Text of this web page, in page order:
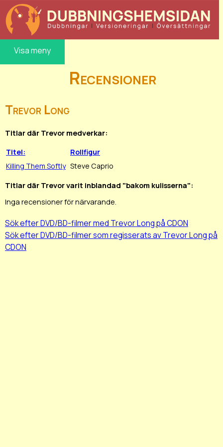
Visa meny
Recensioner
Trevor Long
Titlar där Trevor medverkar:
Titel:
Rollfigur
Killing Them Softly Steve Caprio
Titlar där Trevor varit inblandad "bakom kulisserna":
Inga recensioner för närvarande.
Sök efter DVD/BD-filmer med Trevor Long på CDON
Sök efter DVD/BD-filmer som regisserats av Trevor Long på
CDON